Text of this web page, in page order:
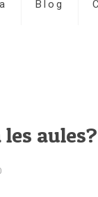
Blog
aules?